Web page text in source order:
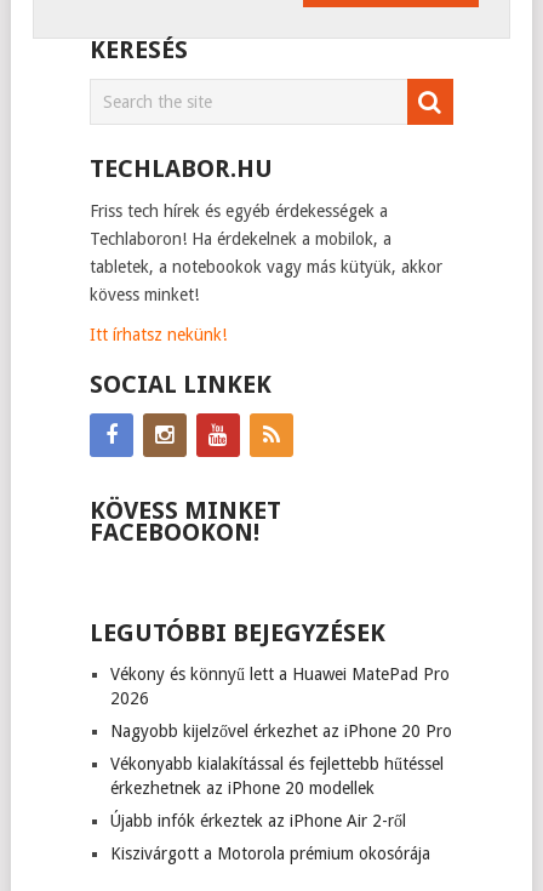
KERESÉS
TECHLABOR.HU
Friss tech hírek és egyéb érdekességek a
Techlaboron! Ha érdekelnek a mobilok, a
tabletek, a notebookok vagy más kütyük, akkor
kövess minket!
Itt írhatsz nekünk!
SOCIAL LINKEK
KÖVESS MINKET
FACEBOOKON!
LEGUTÓBBI BEJEGYZÉSEK
Vékony és könnyű lett a Huawei MatePad Pro
2026
Nagyobb kijelzővel érkezhet az iPhone 20 Pro
Vékonyabb kialakítással és fejlettebb hűtéssel
érkezhetnek az iPhone 20 modellek
Újabb infók érkeztek az iPhone Air 2-ről
Kiszivárgott a Motorola prémium okosórája